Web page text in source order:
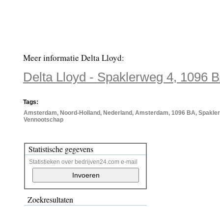
Meer informatie Delta Lloyd:
Delta Lloyd - Spaklerweg 4, 1096
Tags:
Amsterdam, Noord-Holland, Nederland, Amsterdam, 1096 BA,
Vennootschap
Statistische gegevens
Statistieken over bedrijven24.com e-mail
Zoekresultaten